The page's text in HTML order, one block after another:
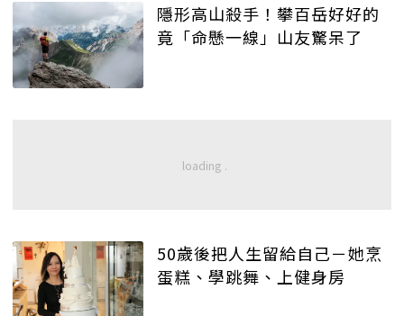
隱形高山殺手！攀百岳好好的
竟「命懸一線」山友驚呆了
50歲後把人生留給自己－她烹
蛋糕、學跳舞、上健身房